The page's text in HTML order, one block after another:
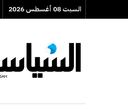
السبت 08 أغسطس 2026